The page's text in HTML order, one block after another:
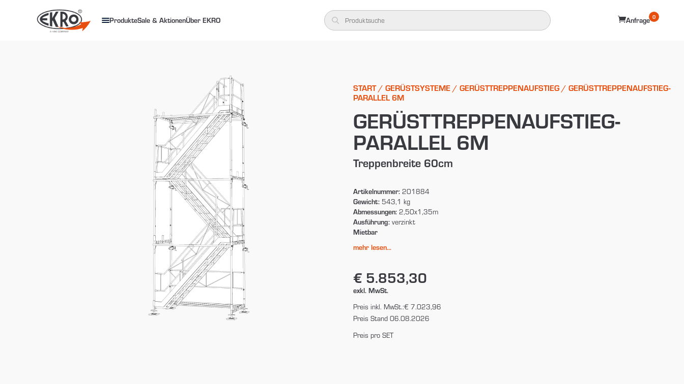
ProdukteSale & AktionenÜber EKRO Anfrage 0
START/ GERÜSTSYSTEME/ GERÜSTTREPPENAUFSTIEG/ GERÜSTTREPPENAUFSTIEG-
PARALLEL 6M
GERÜSTTREPPENAUFSTIEG-
PARALLEL 6M
Treppenbreite 60cm
Artikelnummer:201884
Gewicht:543,1 kg
Abmessungen:2,50x1,35m
Ausführung:verzinkt
Mietbar
mehr lesen...
€ 5.853,30
exkl. MwSt.
Preis inkl. MwSt.:€ 7.023,96
Preis Stand 06.08.2026
Preis pro SET